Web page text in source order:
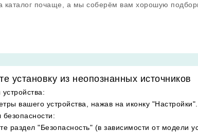
каталог почаще, а мы соберём вам хорошую
установку из неопознанных источников
:
вашего устройства, нажав на иконку "Настройки".
:
раздел "Безопасность" (в зависимости от модели